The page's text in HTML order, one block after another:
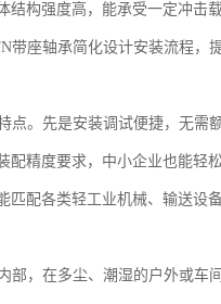
构强度高，能承受一定冲击
带座轴承简化设计安装流程，
。先是安装调试便捷，无需
精度要求，中小企业也能轻
配各类轻工业机械、输送设
，在多尘、潮湿的户外或车